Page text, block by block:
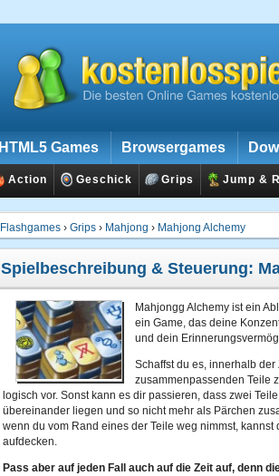
HTML5 Games Browsergames
Action Geschick Grips Jump &
Flashgames › Grips › Mahjong › Mahjong Alchemy
Spielbeschreibung & Steuerung:
Mahjongg Alchemy ist ein
ein Game, das deine
und dein
Schaffst du es, innerhalb
zusammenpassenden Teile
logisch vor. Sonst kann es dir passieren, dass zwei
übereinander liegen und so nicht mehr als Pärchen
wenn du vom Rand eines der Teile weg nimmst,
aufdecken.
Pass aber auf jeden Fall auch auf die Zeit auf, denn